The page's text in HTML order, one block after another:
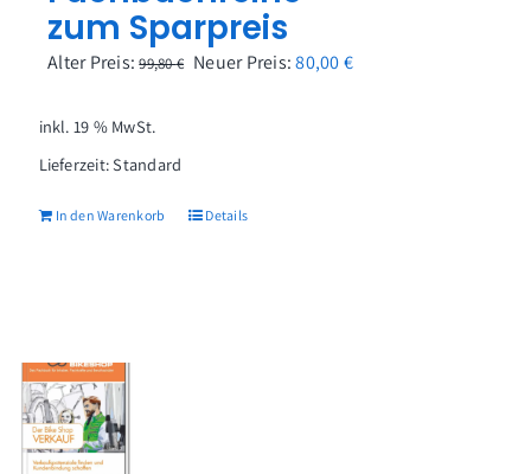
zum Sparpreis
Alter Preis: 99,80€ Ursprünglicher
Neuer Preis: 80,00€Aktueller
inkl. 19 % MwSt.
Lieferzeit:Standard
In den Warenkorb Details